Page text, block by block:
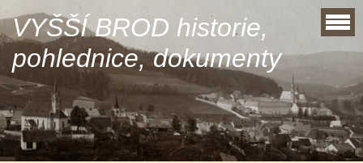
VYŠŠÍ BROD historie,
pohlednice, dokumenty